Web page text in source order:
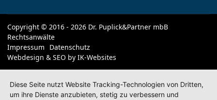
Copyright © 2016 - 2026 Dr. Puplick&Partner mbB
Rechtsanwälte
Impressum
Datenschutz
Webdesign & SEO by IK-Websites
Diese Seite nutzt Website Tracking-Technologien von Dritten,
um ihre Dienste anzubieten, stetig zu verbessern und